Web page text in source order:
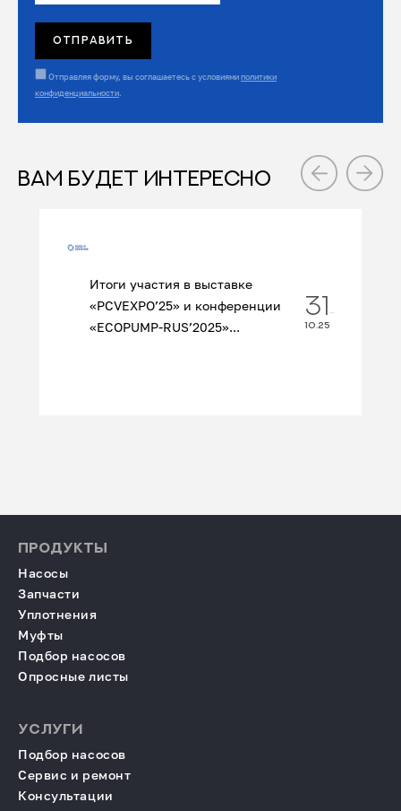
Отправляя форму, вы соглашаетесь с условиямиполитики
конфиденциальности.
ВАМ БУДЕТ ИНТЕРЕСНО
Итоги участия в выставке
«PCVEXPO’25» и конференции
«ECOPUMP‑RUS’2025»...
31
10.25
ПРОДУКТЫ
Насосы
Запчасти
Уплотнения
Муфты
Подбор насосов
Опросные листы
УСЛУГИ
Подбор насосов
Сервис и ремонт
Консультации